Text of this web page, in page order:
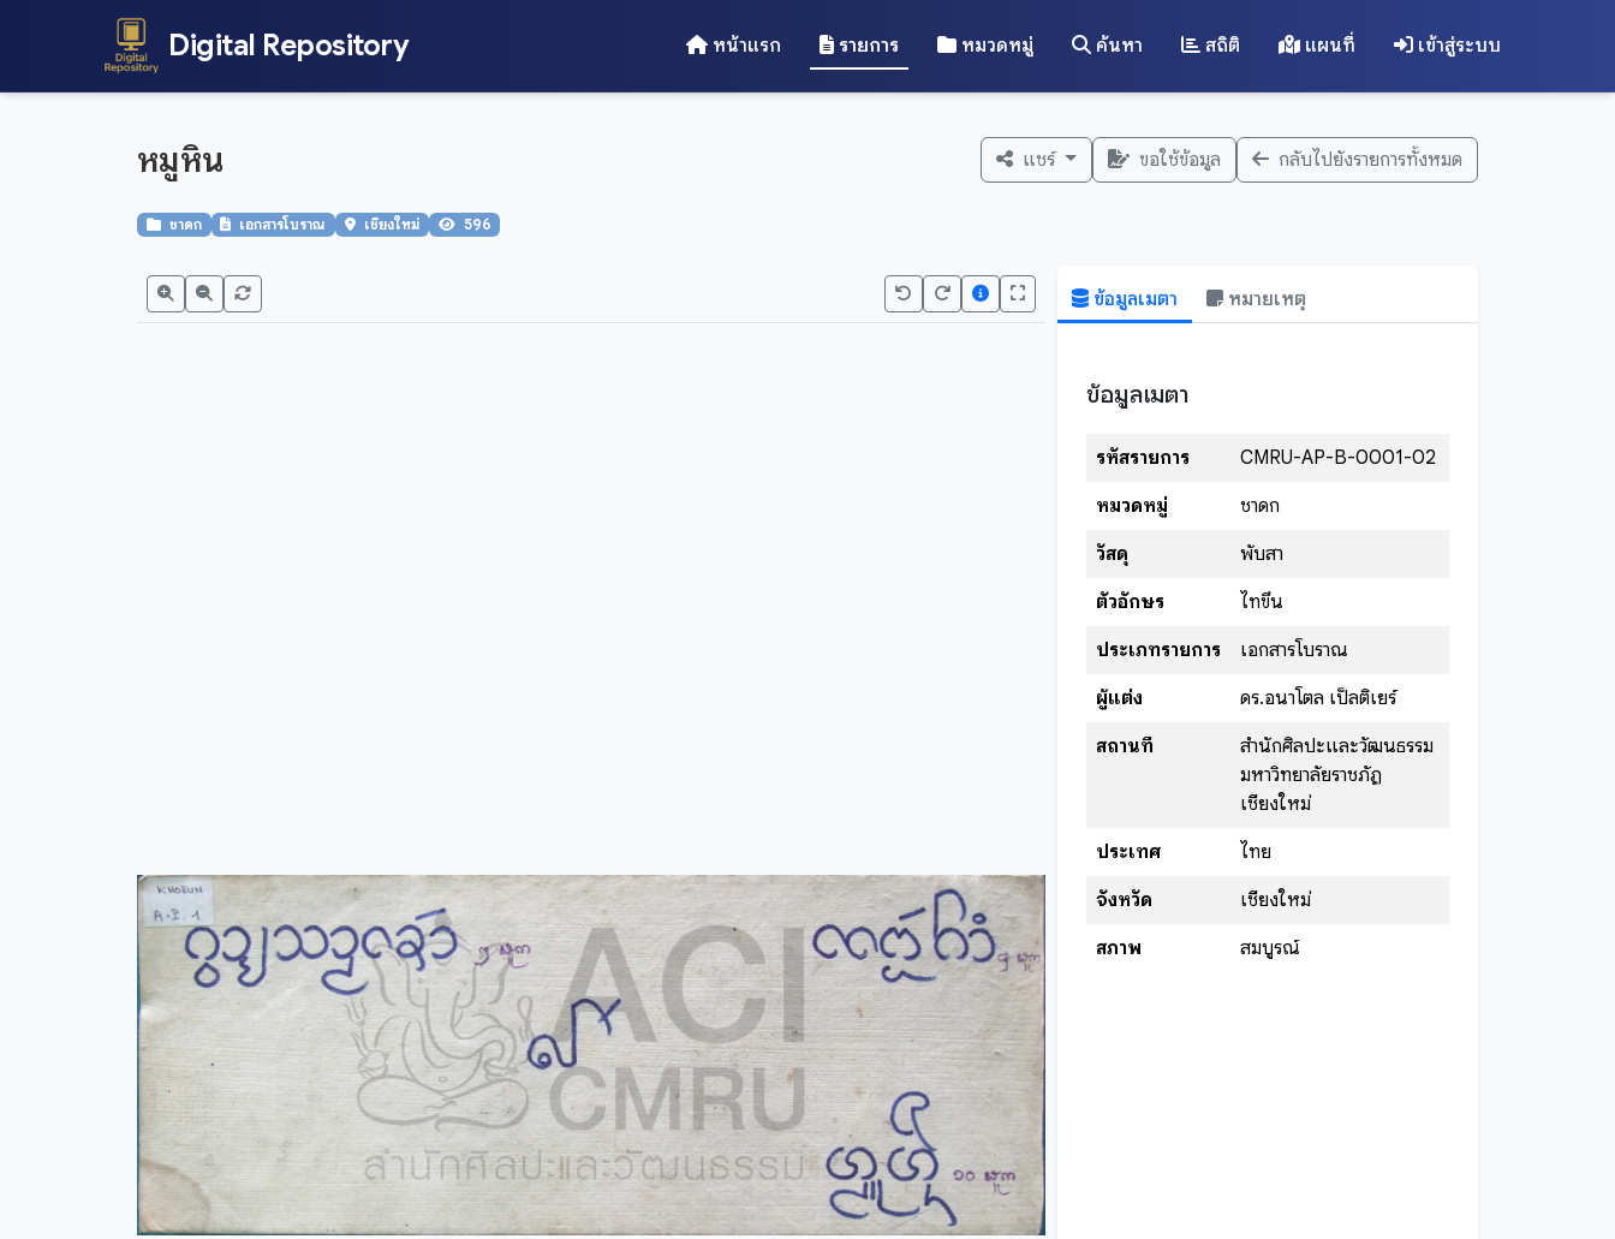
Digital Repository หน้าแรก รายการ หมวดหมู่ ค้นหา สถิติ แผนที่ เข้าสู่ระบบ
หมูหิน แชร์ ขอใช้ข้อมูล กลับไปยังรายการทั้งหมด
ชาดก เอกสารโบราณ เชียงใหม่ 596
ข้อมูลเมตา หมายเหตุ
ข้อมูลเมตา
รหัสรายการ
CMRU-AP-B-0001-02
หมวดหมู่
ชาดก
วัสดุ
พับสา
ตัวอักษร
ไทขึน
ประเภทรายการ
เอกสารโบราณ
ผู้แต่ง
ดร.อนาโตล เป็ลติเยร์
สถานที่
สำนักศิลปะและวัฒนธรรม
มหาวิทยาลัยราชภัฏ
เชียงใหม่
ประเทศ
ไทย
จังหวัด
เชียงใหม่
สภาพ
สมบูรณ์